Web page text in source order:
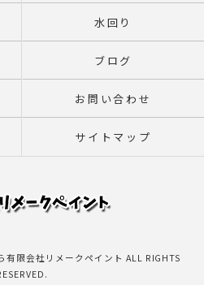
水回り
ブログ
お問い合わせ
サイトマップ
限会社リメークペイント ALL RIGHTS